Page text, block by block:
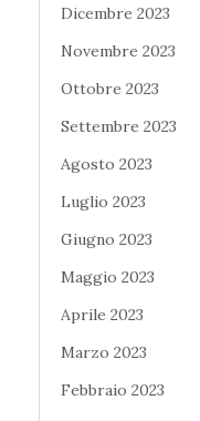
Dicembre 2023
Novembre 2023
Ottobre 2023
Settembre 2023
Agosto 2023
Luglio 2023
Giugno 2023
Maggio 2023
Aprile 2023
Marzo 2023
Febbraio 2023